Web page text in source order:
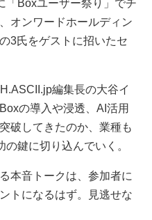
「Boxユーザー祭り」でチ
オンワードホールディン
3氏をゲストに招いたセ
編集長の大谷イ
の導入や浸透、AI活用
破してきたのか、業種も
の鍵に切り込んでいく。
本音トークは、参加者に
トになるはず。見逃せな